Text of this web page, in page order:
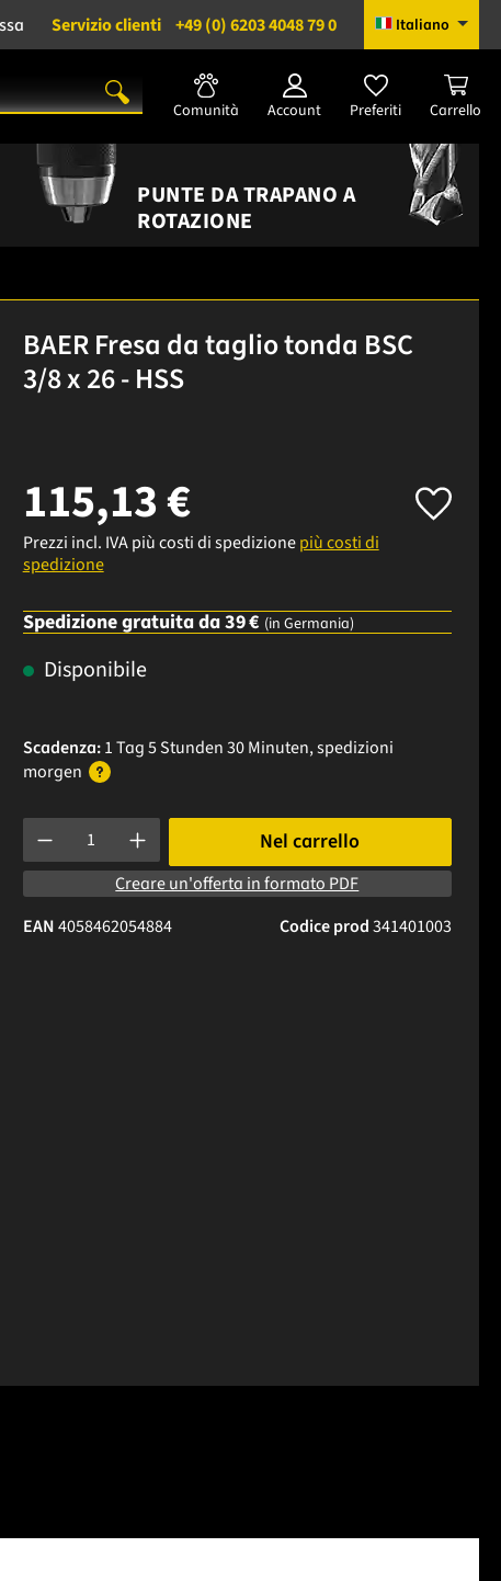
Servizio clienti +49 (0) 6203 4048 79 0 Italiano
Comunità Account Preferiti Carrello
PUNTE DA TRAPANO A
ROTAZIONE
BAER Fresa da taglio tonda BSC
3/8 x 26 - HSS
115,13 €
Prezzi incl. IVA più costi di spedizionepiù costi di
spedizione
Spedizione gratuita da 39 € (in Germania)
Disponibile
Scadenza:1 Tag 5 Stunden 30 Minuten, spedizioni
morgen
Quantità del prodotto: inserisci la quantità desiderata o usa i
Nel carrello
Creare un'offerta in formato PDF
Codice prod341401003
EAN4058462054884